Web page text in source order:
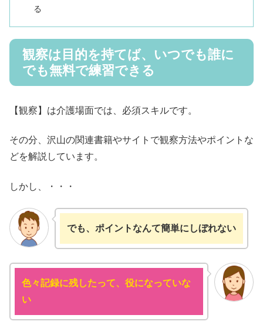
る
観察は目的を持てば、いつでも誰に
でも無料で練習できる
【観察】は介護場面では、必須スキルです。
その分、沢山の関連書籍やサイトで観察方法やポイントな
どを解説しています。
しかし、・・・
でも、ポイントなんて簡単に しぼれない
色々記録に残したって、役になっていな
い